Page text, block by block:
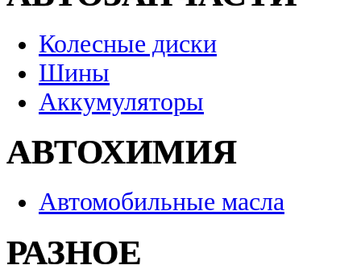
Колесные диски
Шины
Аккумуляторы
АВТОХИМИЯ
Автомобильные масла
РАЗНОЕ